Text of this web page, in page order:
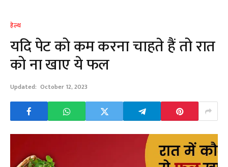
हेल्थ
यदि पेट को कम करना चाहते हैं तो रात
को ना खाए ये फल
Updated: October 12, 2023